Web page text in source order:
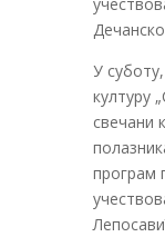
У
културу
свечани
програм